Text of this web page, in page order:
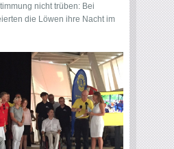
nicht trüben: Bei
die Löwen ihre Nacht im